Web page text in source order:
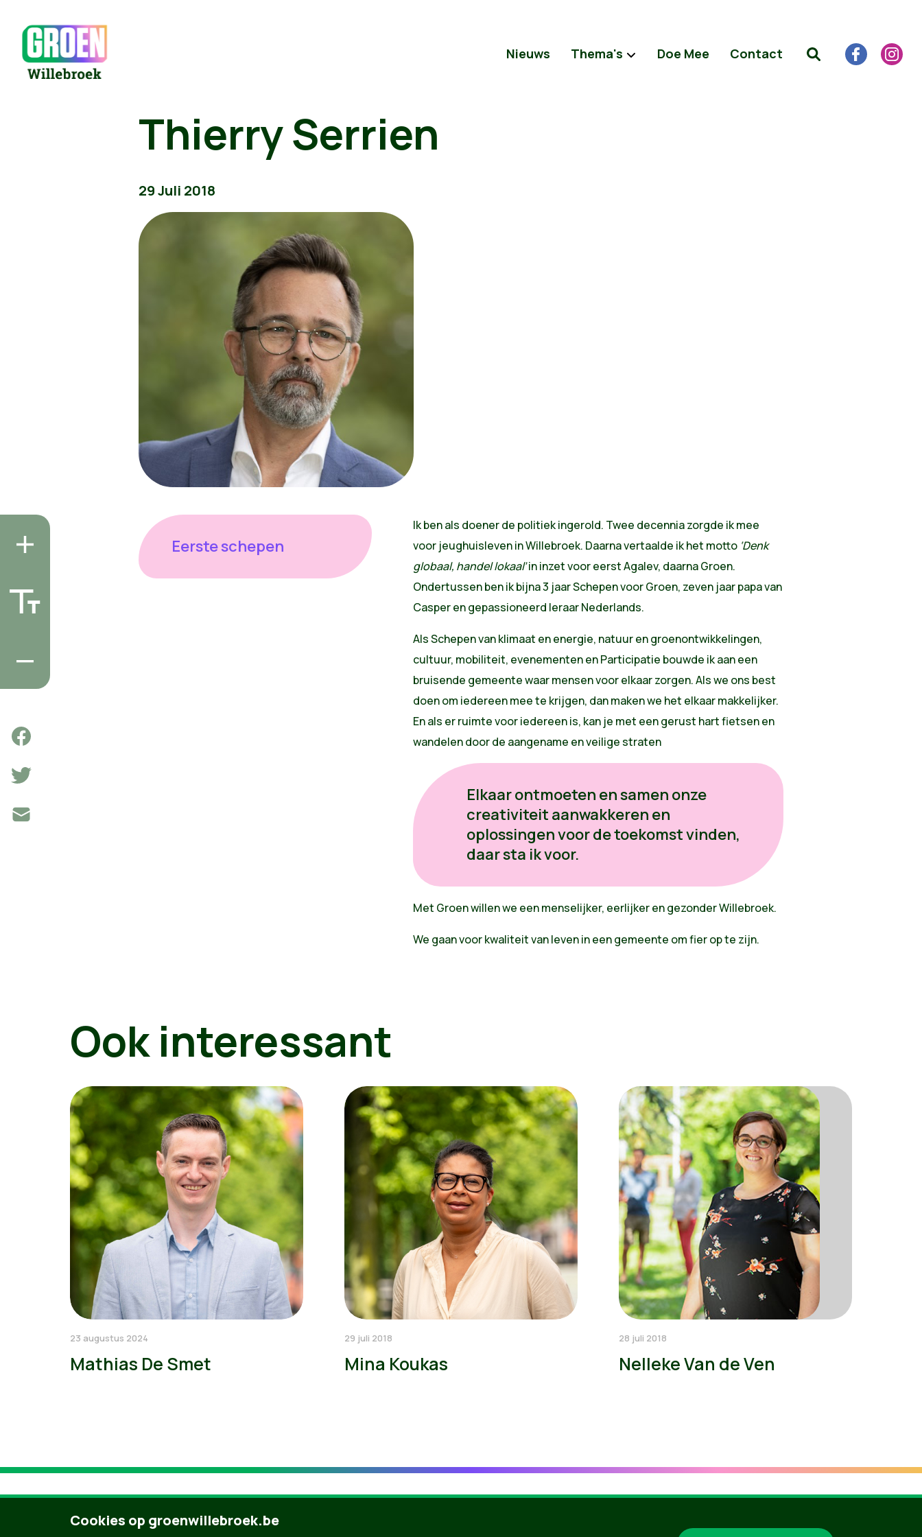
Nieuws Thema's Doe Mee Contact
Thierry Serrien
29 Juli 2018
Eerste schepen
Ik ben als doener de politiek ingerold. Twee decennia zorgde ik mee
voor jeughuisleven in Willebroek. Daarna vertaalde ik het motto ‘Denk
globaal, handel lokaal’in inzet voor eerst Agalev, daarna Groen.
Ondertussen ben ik bijna 3 jaar Schepen voor Groen, zeven jaar papa van
Casper en gepassioneerd leraar Nederlands.
Als Schepen van klimaat en energie, natuur en groenontwikkelingen,
cultuur, mobiliteit, evenementen en Participatie bouwde ik aan een
bruisende gemeente waar mensen voor elkaar zorgen. Als we ons best
doen om iedereen mee te krijgen, dan maken we het elkaar makkelijker.
En als er ruimte voor iedereen is, kan je met een gerust hart fietsen en
wandelen door de aangename en veilige straten
Elkaar ontmoeten en samen onze
creativiteit aanwakkeren en
oplossingen voor de toekomst vinden,
daar sta ik voor.
​Met Groen willen we een menselijker, eerlijker en gezonder Willebroek.
We gaan voor kwaliteit van leven in een gemeente om fier op te zijn.
Ook interessant
23 augustus 2024
Mathias De Smet
29 juli 2018
Mina Koukas
28 juli 2018
Nelleke Van de Ven
Cookies op groenwillebroek.be